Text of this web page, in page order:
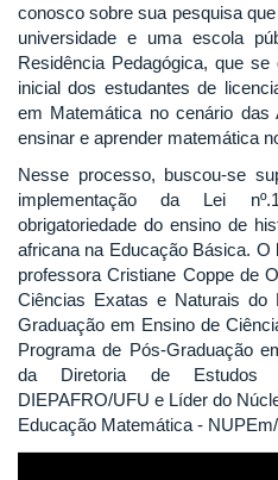
conosco sobre sua pesquisa
universidade e uma escola
Residência Pedagógica, que
inicial dos estudantes de
em Matemática no cenário das
ensinar e aprender matemática
Nesse processo, buscou-se
implementação da Lei
obrigatoriedade do ensino de
africana na Educação Básica.
professora Cristiane Coppe de
Ciências Exatas e Naturais do
Graduação em Ensino de
Programa de Pós-Graduação
da Diretoria de Estudos
DIEPAFRO/UFU e Líder do
Educação Matemática -